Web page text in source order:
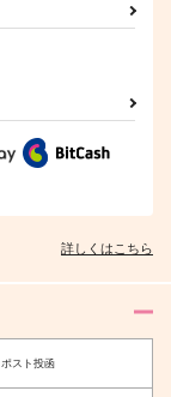
詳しくはこちら
ポスト投函